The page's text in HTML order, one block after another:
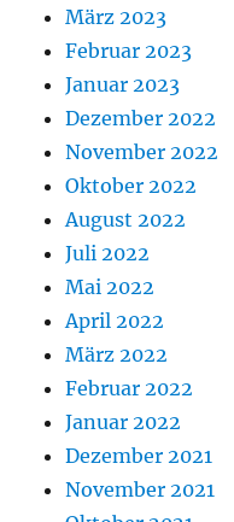
März 2023
Februar 2023
Januar 2023
Dezember 2022
November 2022
Oktober 2022
August 2022
Juli 2022
Mai 2022
April 2022
März 2022
Februar 2022
Januar 2022
Dezember 2021
November 2021